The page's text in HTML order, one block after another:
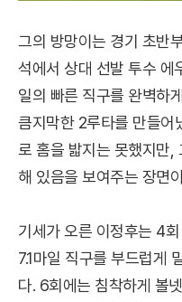
그의 방망이는 경기 초반
석에서 상대 선발 투수 에
일의 빠른 직구를 완벽하
큼지막한 2루타를 만들어
로 홈을 밟지는 못했지만,
해 있음을 보여주는 장면
기세가 오른 이정후는 4
7.1마일 직구를 부드럽게
다. 6회에는 침착하게 볼